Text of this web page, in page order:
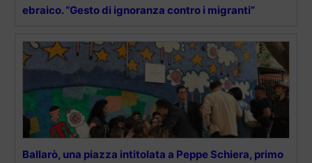
ebraico. “Gesto di ignoranza contro i migranti”
Ballarò, una piazza intitolata a Peppe Schiera, primo